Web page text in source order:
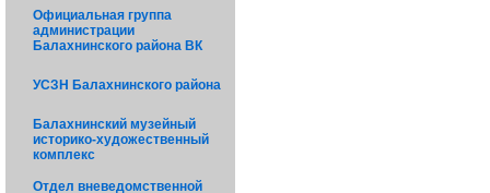
Официальная группа
администрации
Балахнинского района ВК
УСЗН Балахнинского района
Балахнинский музейный
историко-художественный
комплекс
Отдел вневедомственной